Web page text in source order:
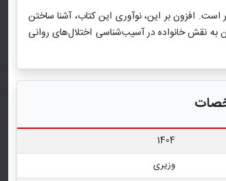
افزون ‌بر این، نوآوری این کتاب، آشنا ساختن
به نقش خانواده در آسیب‌شناسی اختلال‌های روانی
1404
وزیری